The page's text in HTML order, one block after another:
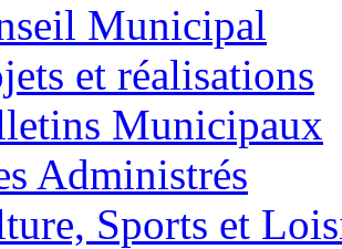
Municipal
et réalisations
Municipaux
Administrés
Sports et